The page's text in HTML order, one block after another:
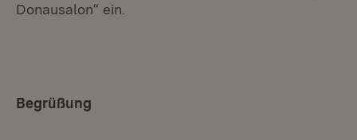
Donausalon“ ein.
Begrüßung